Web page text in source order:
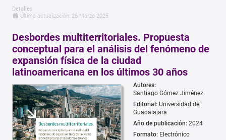
Detalles
Última actualización: 26 Marzo 2025
Desbordes multiterritoriales. Propuesta
conceptual para el análisis del fenómeno de
expansión física de la ciudad
latinoamericana en los últimos 30 años
Autores:
Santiago Gómez Jiménez
Editorial: Universidad de
Guadalajara
Año de publicación: 2024
Formato: Electrónico